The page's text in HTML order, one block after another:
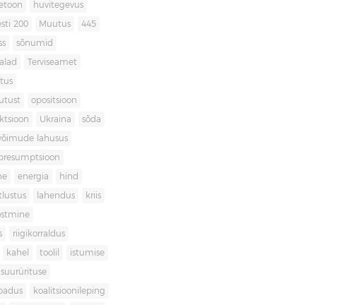
huvitegevus
200 Muutus 445
sõnumid
Terviseamet
opositsioon
Ukraina sõda
lahusus
energia hind
lahendus kriis
riigikorraldus
kahel toolil istumise
suurürituse
koalitsioonileping